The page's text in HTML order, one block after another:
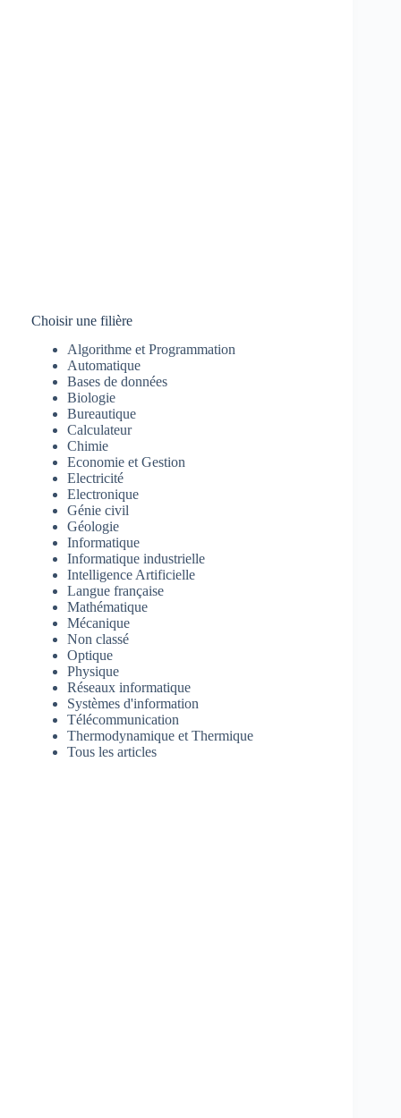
Choisir une filière
Algorithme et Programmation
Automatique
Bases de données
Biologie
Bureautique
Calculateur
Chimie
Economie et Gestion
Electricité
Electronique
Génie civil
Géologie
Informatique
Informatique industrielle
Intelligence Artificielle
Langue française
Mathématique
Mécanique
Non classé
Optique
Physique
Réseaux informatique
Systèmes d'information
Télécommunication
Thermodynamique et Thermique
Tous les articles